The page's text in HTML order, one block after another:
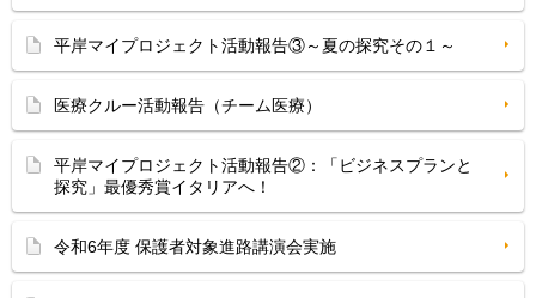
平岸マイプロジェクト活動報告③～夏の探究その１～
医療クルー活動報告（チーム医療）
平岸マイプロジェクト活動報告②：「ビジネスプランと
探究」最優秀賞イタリアへ！
令和6年度 保護者対象進路講演会実施